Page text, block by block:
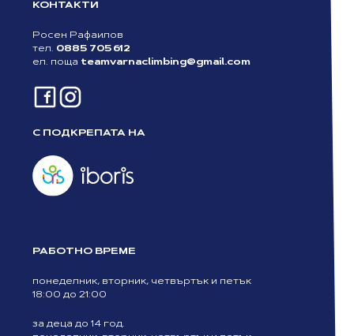
КОНТАКТИ
Росен Рафаилов
тел. 0885 705 612
ел. поща teamvarnaclimbing@gmail.com
С ПОДКРЕПАТА НА
РАБОТНО ВРЕМЕ
понеделник, вторник, четвъртък и петък
18:00 до 21:00
за деца до 14 год.